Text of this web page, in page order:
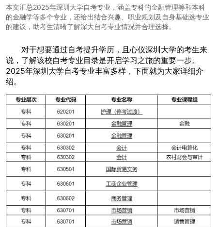
本文汇总2025年深圳大学自考专业，涵盖专科的金融管理等和本科
的金融学等多个专业，还给出结合兴趣、职业规划及自身基础选专业
的建议，助考生清晰了解深大自考专业情况并合理选择。
对于想要通过自考提升学历，且心仪深圳大学的考生来
说，了解该校自考专业目录是开启学习之旅的重要一步。
2025年深圳大学自考专业丰富多样，下面就为大家详细介
绍。